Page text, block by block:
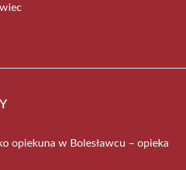
opiekuna w Bolesławcu – opieka